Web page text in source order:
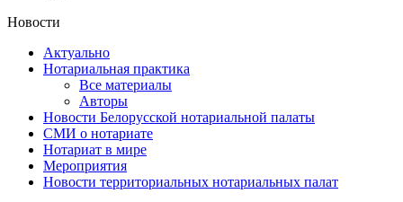
Новости
Актуально
Нотариальная практика
Все материалы
Авторы
Новости Белорусской нотариальной палаты
СМИ о нотариате
Нотариат в мире
Мероприятия
Новости территориальных нотариальных палат